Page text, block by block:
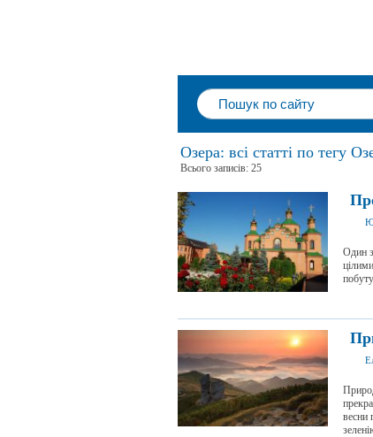
Озера: всі статті по тегу
Всього записів: 25
Один
весни